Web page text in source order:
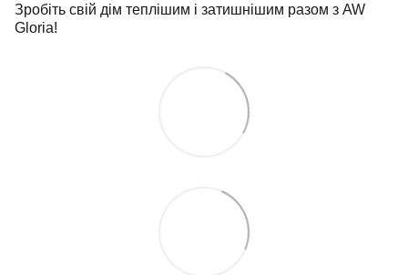
Зробіть свій дім теплішим і затишнішим разом з AW
Gloria!